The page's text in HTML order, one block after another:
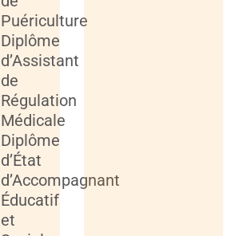
Puériculture
Diplôme
d’Assistant
de
Régulation
Médicale
Diplôme
d’État
d’Accompagnant
Éducatif
et